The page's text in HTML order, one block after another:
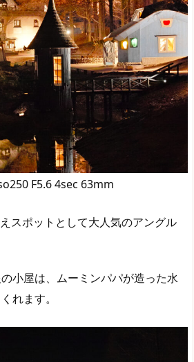
F5.6 4sec 63mm
スポットとして大人気のアングル
小屋は、ムーミンパパが造った水
れます。